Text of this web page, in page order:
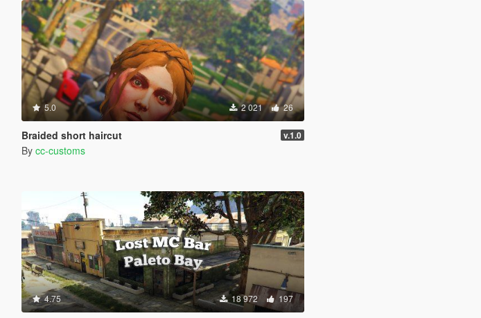
5.0 2 021 26
Braided short haircut v.1.0
By cc-customs
4.75 18 972 197